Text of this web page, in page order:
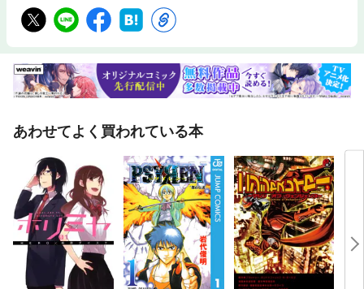
あわせてよく買われている本